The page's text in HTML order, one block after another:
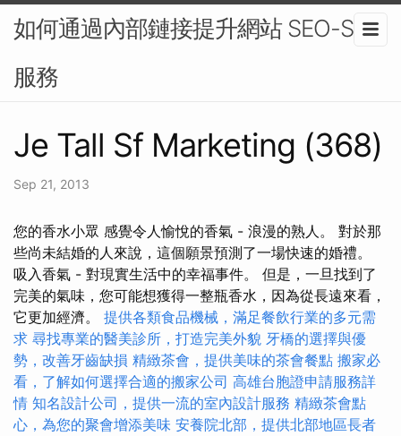
如何通過內部鏈接提升網站 SEO-SEO
服務
Je Tall Sf Marketing (368)
Sep 21, 2013
您的香水小眾 感覺令人愉悅的香氣 - 浪漫的熟人。 對於那
些尚未結婚的人來說，這個願景預測了一場快速的婚禮。
吸入香氣 - 對現實生活中的幸福事件。 但是，一旦找到了
完美的氣味，您可能想獲得一整瓶香水，因為從長遠來看，
它更加經濟。 提供各類食品機械，滿足餐飲行業的多元需
求 尋找專業的醫美診所，打造完美外貌 牙橋的選擇與優
勢，改善牙齒缺損 精緻茶會，提供美味的茶會餐點 搬家必
看，了解如何選擇合適的搬家公司 高雄台胞證申請服務詳
情 知名設計公司，提供一流的室內設計服務 精緻茶會點
心，為您的聚會增添美味 安養院北部，提供北部地區長者